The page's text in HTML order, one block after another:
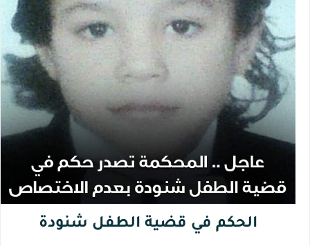
الحكم في قضية الطفل شنودة